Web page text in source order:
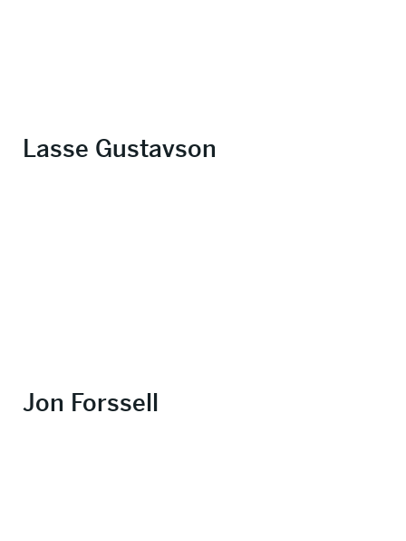
Lasse Gustavson
Jon Forssell